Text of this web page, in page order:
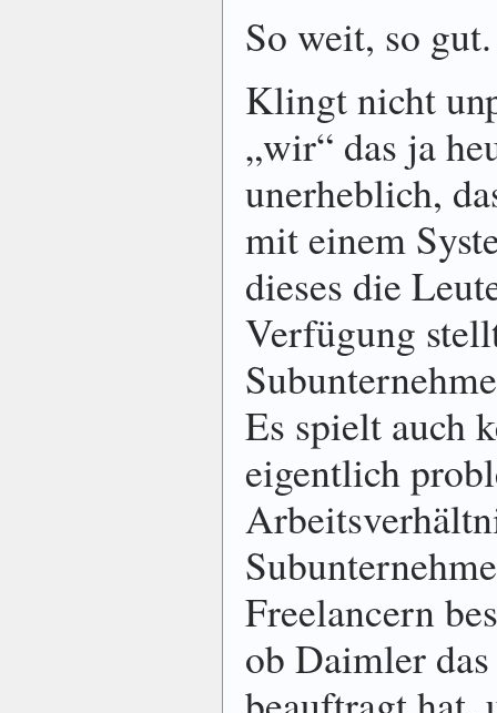
So weit, so gut.
Klingt nicht
„wir“ das ja
unerheblich,
mit einem
dieses die
Verfügung
Es spielt auch
eigentlich
Freelancern
ob Daimler